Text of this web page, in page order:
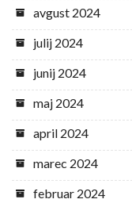
avgust 2024
julij 2024
junij 2024
maj 2024
april 2024
marec 2024
februar 2024